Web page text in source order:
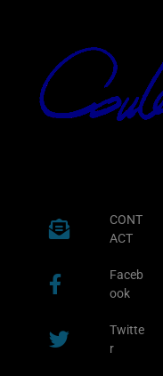
CONT
ACT
Faceb
ook
Twitte
r